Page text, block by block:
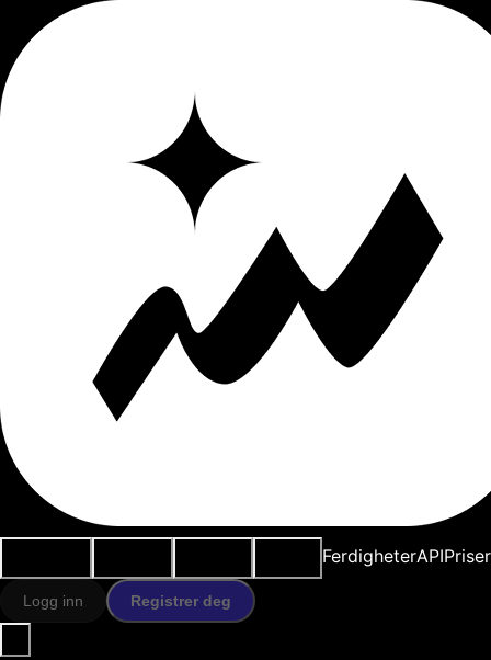
FerdigheterAPIPriser
Logg inn Registrer deg